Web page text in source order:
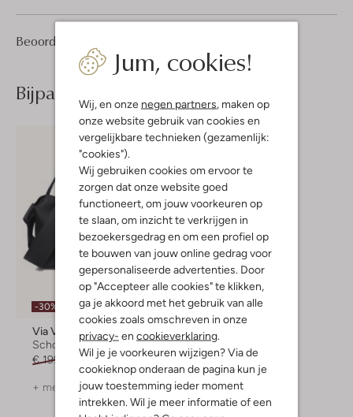
Jum, cookies!
Wij, en onze negen partners, maken op
onze website gebruik van cookies en
vergelijkbare technieken (gezamenlijk:
"cookies").
Wij gebruiken cookies om ervoor te
zorgen dat onze website goed
functioneert, om jouw voorkeuren op
te slaan, om inzicht te verkrijgen in
bezoekersgedrag en om een profiel op
te bouwen van jouw online gedrag voor
gepersonaliseerde advertenties. Door
op "Accepteer alle cookies" te klikken,
ga je akkoord met het gebruik van alle
cookies zoals omschreven in onze
privacy- en cookieverklaring.
Wil je je voorkeuren wijzigen? Via de
cookieknop onderaan de pagina kun je
jouw toestemming ieder moment
intrekken. Wil je meer informatie of een
Beoordelingen
Sterren
Bijpassende producten
-30%
Via Vai
Schoudertas
€ 199,99
€ 139,99
+ meer kleuren